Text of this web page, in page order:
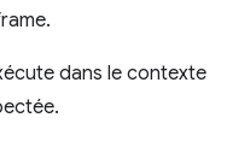
dans le contexte